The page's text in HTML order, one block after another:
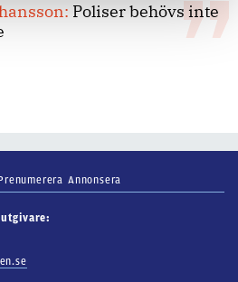
Poliser behövs inte
Annonsera